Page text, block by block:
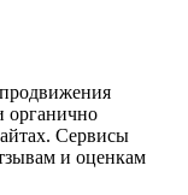
органично
Сервисы
и оценкам